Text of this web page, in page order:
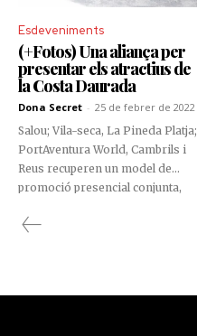
Esdeveniments
(+Fotos) Una aliança per
presentar els atractius de
la Costa Daurada
Dona Secret - 25 de febrer de 2022
Salou; Vila-seca, La Pineda Platja;
PortAventura World, Cambrils i
Reus recuperen un model de
promoció presencial conjunta,
destinacions turístiques al